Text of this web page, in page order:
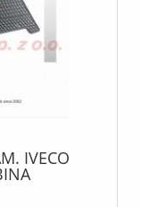
IVECO